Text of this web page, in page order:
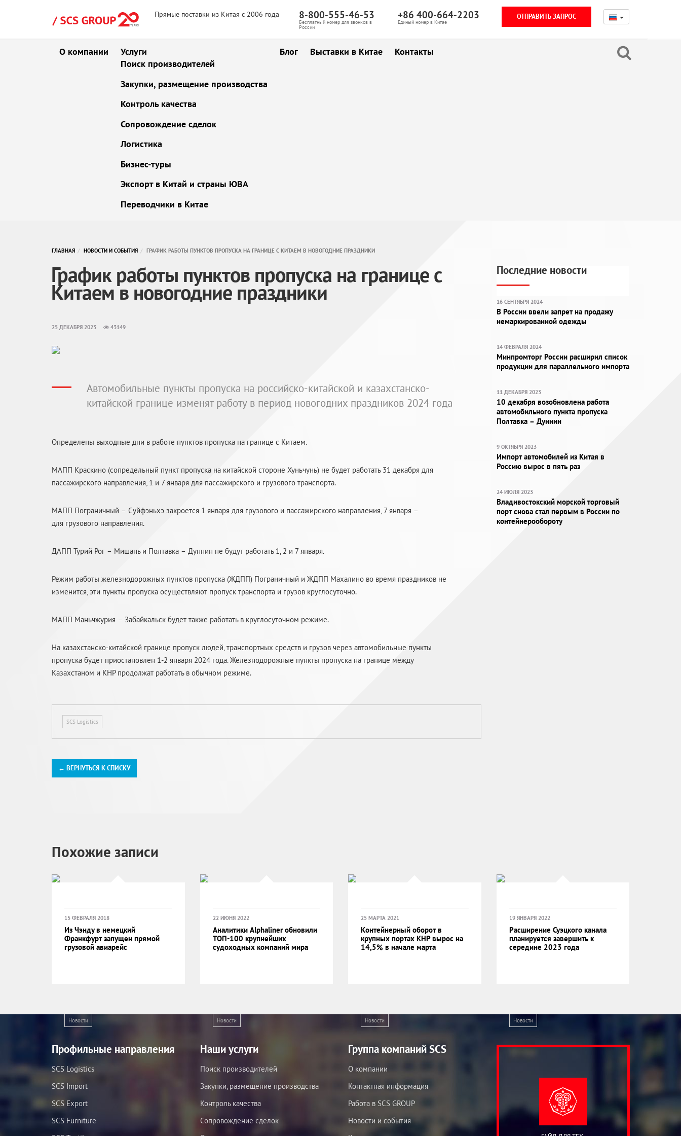
Прямые поставки из Китая с 2006 года 8-800-555-46-53
Бесплатный номер для звонков в
России
+86 400-664-2203
Единый номер в Китае
ОТПРАВИТЬ ЗАПРОС
О компании
Услуги
Поиск производителей
Закупки, размещение производства
Контроль качества
Сопровождение сделок
Логистика
Бизнес-туры
Экспорт в Китай и страны ЮВА
Переводчики в Китае
Блог Выставки в Китае Контакты
ГЛАВНАЯ НОВОСТИ И СОБЫТИЯ ГРАФИК РАБОТЫ ПУНКТОВ ПРОПУСКА НА ГРАНИЦЕ С КИТАЕМ В НОВОГОДНИЕ ПРАЗДНИКИ
График работы пунктов пропуска на границе с
Китаем в новогодние праздники
25 ДЕКАБРЯ 2023 43149
Автомобильные пункты пропуска на российско-китайской и казахстанско-
китайской границе изменят работу в период новогодних праздников 2024 года
Определены выходные дни в работе пунктов пропуска на границе с Китаем.
МАПП Краскино (сопредельный пункт пропуска на китайской стороне Хуньчунь) не будет работать 31 декабря для
пассажирского направления, 1 и 7 января для пассажирского и грузового транспорта.
МАПП Пограничный – Суйфэньхэ закроется 1 января для грузового и пассажирского направления, 7 января –
для грузового направления.
ДАПП Турий Рог – Мишань и Полтавка – Дуннин не будут работать 1, 2 и 7 января.
Режим работы железнодорожных пунктов пропуска (ЖДПП) Пограничный и ЖДПП Махалино во время праздников не
изменится, эти пункты пропуска осуществляют пропуск транспорта и грузов круглосуточно.
МАПП Маньчжурия – Забайкальск будет также работать в круглосуточном режиме.
На казахстанско-китайской границе пропуск людей, транспортных средств и грузов через автомобильные пункты
пропуска будет приостановлен 1-2 января 2024 года. Железнодорожные пункты пропуска на границе между
Казахстаном и КНР продолжат работать в обычном режиме.
SCS Logistics
← ВЕРНУТЬСЯ К СПИСКУ
Последние новости
16 СЕНТЯБРЯ 2024
В России ввели запрет на продажу
немаркированной одежды
14 ФЕВРАЛЯ 2024
Минпромторг России расширил список
продукции для параллельного импорта
11 ДЕКАБРЯ 2023
10 декабря возобновлена работа
автомобильного пункта пропуска
Полтавка – Дуннин
9 ОКТЯБРЯ 2023
Импорт автомобилей из Китая в
Россию вырос в пять раз
24 ИЮЛЯ 2023
Владивостокский морской торговый
порт снова стал первым в России по
контейнерообороту
Похожие записи
Новости
15 ФЕВРАЛЯ 2018
Из Чэнду в немецкий
Франкфурт запущен прямой
грузовой авиарейс
Новости
22 ИЮНЯ 2022
Аналитики Alphaliner обновили
ТОП-100 крупнейших
судоходных компаний мира
Новости
25 МАРТА 2021
Контейнерный оборот в
крупных портах КНР вырос на
14,5% в начале марта
Новости
19 ЯНВАРЯ 2022
Расширение Суэцкого канала
планируется завершить к
середине 2023 года
Профильные направления
SCS Logistics
SCS Import
SCS Export
SCS Furniture
Наши услуги
Поиск производителей
Закупки, размещение производства
Контроль качества
Сопровождение сделок
Группа компаний SCS
О компании
Контактная информация
Работа в SCS GROUP
Новости и события